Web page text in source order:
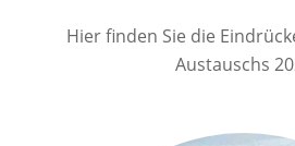
Hier finden Sie die
Austauschs